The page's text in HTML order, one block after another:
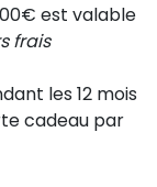
est valable
frais
les 12 mois
cadeau par